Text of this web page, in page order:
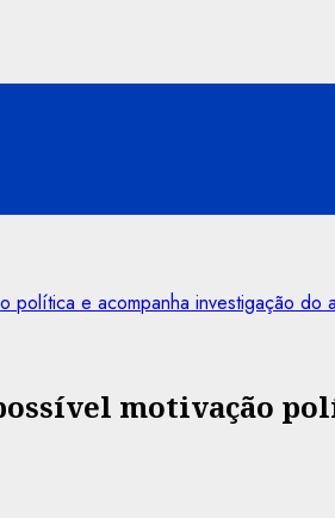
política e acompanha investigação do
motivação